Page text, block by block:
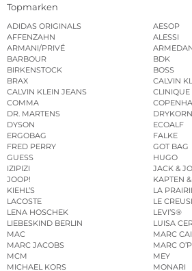
Topmarken
ADIDAS ORIGINALS
AESOP
AFFENZAHN
ALESSI
ARMANI/PRIVÉ
BARBOUR
BDK
BIRKENSTOCK
BOSS
BRAX
CALVIN
CALVIN KLEIN JEANS
CLINIQUE
COMMA
DR. MARTENS
DRYKORN
DYSON
ECOALF
ERGOBAG
FALKE
FRED PERRY
GOT BAG
GUESS
HUGO
IZIPIZI
JACK &
JOOP!
KAPTEN
KIEHL’S
LA
LACOSTE
LE
LENA HOSCHEK
LEVI’S®
LIEBESKIND BERLIN
LUISA
MAC
MARC
MARC JACOBS
MARC
MCM
MEY
MICHAEL KORS
MONARI